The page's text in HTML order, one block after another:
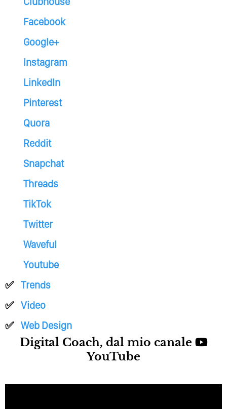
Facebook
Google+
Instagram
LinkedIn
Pinterest
Quora
Reddit
Snapchat
Threads
TikTok
Twitter
Waveful
Youtube
Trends
Video
Web Design
Digital Coach, dal mio canale
YouTube